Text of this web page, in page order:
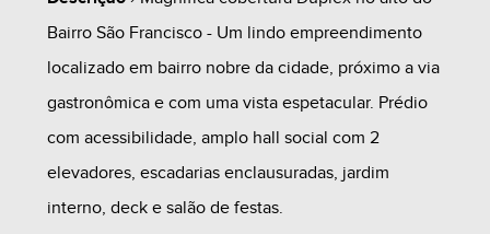
Bairro São Francisco - Um lindo empreendimento
localizado em bairro nobre da cidade, próximo a via
gastronômica e com uma vista espetacular. Prédio
com acessibilidade, amplo hall social com 2
elevadores, escadarias enclausuradas, jardim
interno, deck e salão de festas.